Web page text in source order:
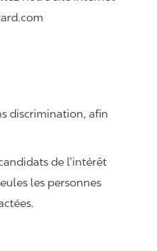
discrimination, afin
de l’intérêt
les personnes